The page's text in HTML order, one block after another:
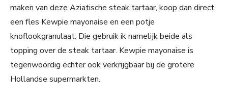
maken van deze Aziatische steak tartaar, koop dan direct
een fles Kewpie mayonaise en een potje
knoflookgranulaat. Die gebruik ik namelijk beide als
topping over de steak tartaar. Kewpie mayonaise is
tegenwoordig echter ook verkrijgbaar bij de grotere
Hollandse supermarkten.